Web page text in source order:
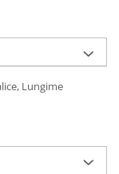
Lungime